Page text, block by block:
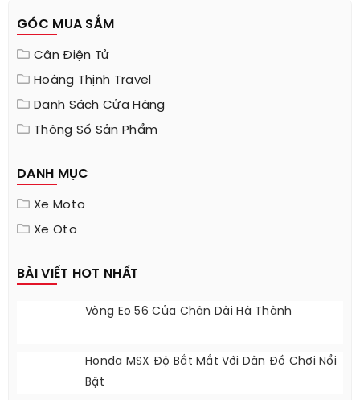
GÓC MUA SẮM
Cân Điện Tử
Hoàng Thịnh Travel
Danh Sách Cửa Hàng
Thông Số Sản Phẩm
DANH MỤC
Xe Moto
Xe Oto
BÀI VIẾT HOT NHẤT
Vòng Eo 56 Của Chân Dài Hà Thành
Honda MSX Độ Bắt Mắt Với Dàn Đồ Chơi Nổi
Bật